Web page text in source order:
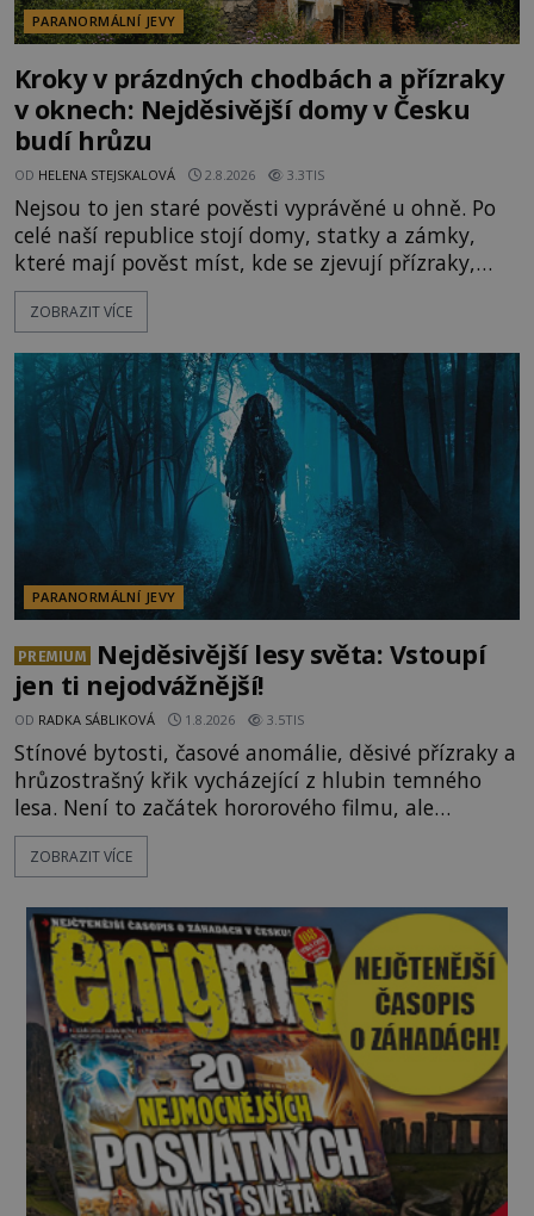
PARANORMÁLNÍ JEVY
Kroky v prázdných chodbách a přízraky
v oknech: Nejděsivější domy v Česku
budí hrůzu
OD HELENA STEJSKALOVÁ 2.8.2026 3.3TIS
Nejsou to jen staré pověsti vyprávěné u ohně. Po
celé naší republice stojí domy, statky a zámky,
které mají pověst míst, kde se zjevují přízraky,
ozývají nevysvětlitelné zvuky nebo se dějí podivné
jevy. Zatímco historici většinou hledají racionální
lokality vykazují nápadně podobná svědectví po
celé generace. A právě tato opakující se svědectví
ZOBRAZIT VÍCE
PARANORMÁLNÍ JEVY
PREMIUM
Nejděsivější lesy světa: Vstoupí
jen ti nejodvážnější!
OD RADKA SÁBLIKOVÁ 1.8.2026 3.5TIS
Stínové bytosti, časové anomálie, děsivé přízraky a
hrůzostrašný křik vycházející z hlubin temného
lesa. Není to začátek hororového filmu, ale
události, které popisují návštěvníci lesů, které jsou
označovány jako nejděsivější na světě. Lidé bydlící
vyhýbají! Už jste o těchto lesích slyšeli? A odvážili
byste se je navštívit? [gallery ids="17
ZOBRAZIT VÍCE